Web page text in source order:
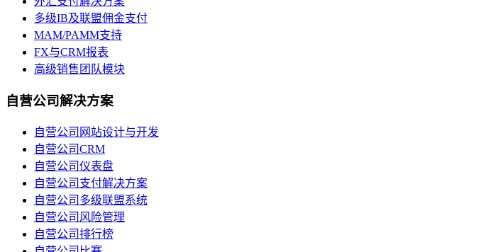
多级IB及联盟佣金支付
MAM/PAMM支持
FX与CRM报表
高级销售团队模块
自营公司解决方案
自营公司网站设计与开发
自营公司CRM
自营公司仪表盘
自营公司支付解决方案
自营公司多级联盟系统
自营公司风险管理
自营公司排行榜